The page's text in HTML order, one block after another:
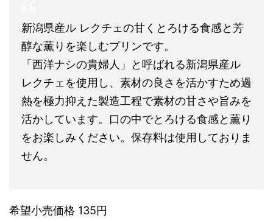
新潟県産ル レクチェの甘くとろける食感と芳
醇な薫りを楽しむプリンです。
「西洋ナシの貴婦人」と呼ばれる新潟県産ル
レクチェを使用し、素材の良さを活かすため過
熱を極力抑えた製造工程で素材の甘さや旨みを
活かしています。口の中でとろける食感と薫り
をお楽しみください。保存料は使用しておりま
せん。
希望小売価格 135円